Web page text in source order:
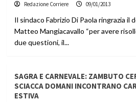
Redazione Corriere 09/01/2013
Il sindaco Fabrizio Di Paola ringrazia il
Matteo Mangiacavallo “per avere
due questioni, il...
SAGRA E CARNEVALE: ZAMBUTO
SCIACCA DOMANI INCONTRANO
ESTIVA